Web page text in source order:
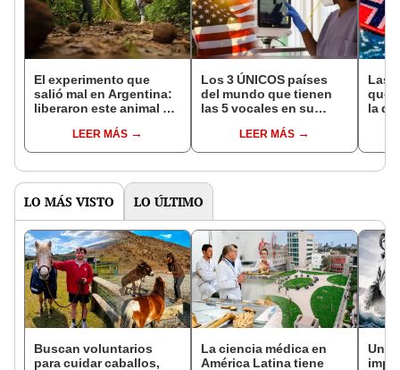
El experimento que
salió mal en Argentina:
liberaron este animal y
bosques milenarios de
la Patagonia
LEER MÁS
Los 3 ÚNICOS países
del mundo que tienen
las 5 vocales en su
con unoLEER MÁS
Las
que
la de
LO MÁS VISTO LO ÚLTIMO
Buscan voluntarios
para cuidar caballos,
La ciencia médica en
América Latina tiene
Un